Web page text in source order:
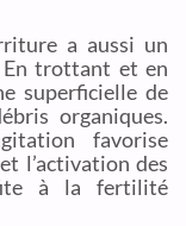
a aussi un
trottant et en
superficielle de
organiques.
favorise
l’activation des
à la fertilité